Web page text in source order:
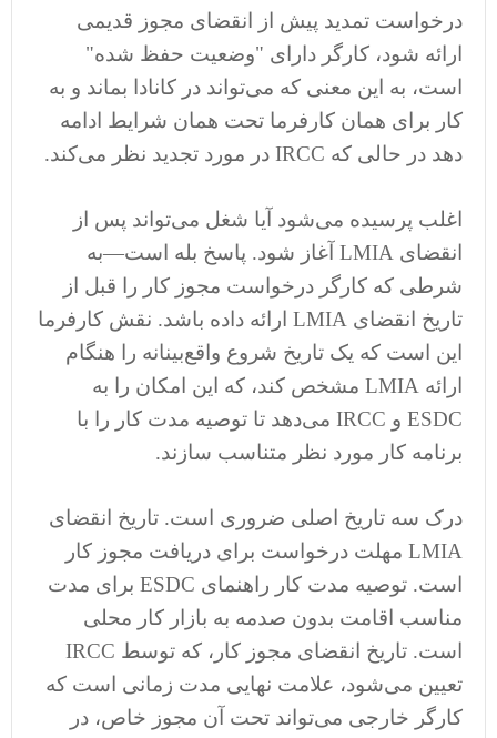
درخواست تمدید پیش از انقضای مجوز قدیمی
ارائه شود، کارگر دارای "وضعیت حفظ شده"
است، به این معنی که می‌تواند در کانادا بماند و به
کار برای همان کارفرما تحت همان شرایط ادامه
دهد در حالی که IRCC در مورد تجدید نظر می‌کند.
اغلب پرسیده می‌شود آیا شغل می‌تواند پس از
انقضای LMIA آغاز شود. پاسخ بله است—به
شرطی که کارگر درخواست مجوز کار را قبل از
تاریخ انقضای LMIA ارائه داده باشد. نقش کارفرما
این است که یک تاریخ شروع واقع‌بینانه را هنگام
ارائه LMIA مشخص کند، که این امکان را به
ESDC و IRCC می‌دهد تا توصیه مدت کار را با
برنامه کار مورد نظر متناسب سازند.
درک سه تاریخ اصلی ضروری است. تاریخ انقضای
LMIA مهلت درخواست برای دریافت مجوز کار
است. توصیه مدت کار راهنمای ESDC برای مدت
مناسب اقامت بدون صدمه به بازار کار محلی
است. تاریخ انقضای مجوز کار، که توسط IRCC
تعیین می‌شود، علامت نهایی مدت زمانی است که
کارگر خارجی می‌تواند تحت آن مجوز خاص، در